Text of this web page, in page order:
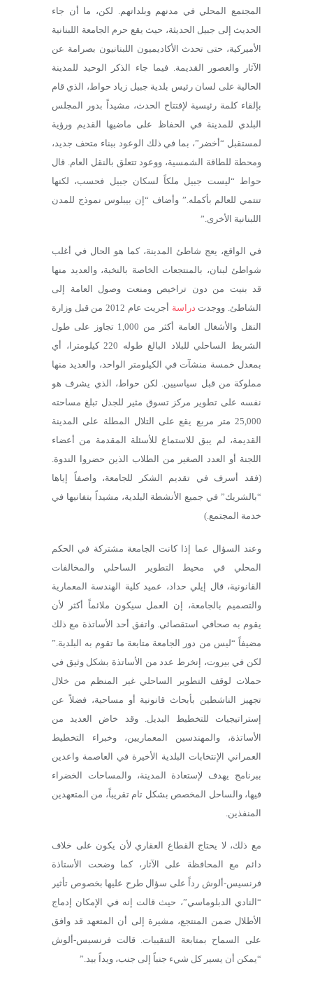
المجتمع المحلي في مدنهم وبلداتهم. لكن، ما أن جاء
الحديث إلى جبيل الحديثة، حيث يقع حرم الجامعة اللبنانية
الأميركية، حتى تحدث الأكاديميون اللبنانيون بصرامة عن
الآثار والعصور القديمة. فيما جاء الذكر الوحيد للمدينة
الحالية على لسان رئيس بلدية جبيل زياد حواط، الذي قام
بإلقاء كلمة رئيسية لإفتتاح الحدث، مشيداً بدور المجلس
البلدي للمدينة في الحفاظ على ماضيها القديم ورؤية
لمستقبل “أخضر”، بما في ذلك الوعود ببناء متحف جديد،
ومحطة للطاقة الشمسية، ووعود تتعلق بالنقل العام. قال
حواط “ليست جبيل ملكاً لسكان جبيل فحسب، لكنها
تنتمي للعالم بأكمله.” وأضاف “إن بيبلوس نموذج للمدن
اللبنانية الأخرى.”
في الواقع، يعج شاطئ المدينة، كما هو الحال في أغلب
شواطئ لبنان، بالمنتجعات الخاصة بالنخبة، والعديد منها
قد بنيت من دون تراخيص ومنعت وصول العامة إلى
الشاطئ. ووجدت دراسة
أجريت عام 2012 من قبل وزارة
النقل والأشغال العامة أكثر من 1,000 تجاوز على طول
الشريط الساحلي للبلاد البالغ طوله 220 كيلومترا، أي
بمعدل خمسة منشآت في الكيلومتر الواحد، والعديد منها
مملوكة من قبل سياسيين. لكن حواط، الذي يشرف هو
نفسه على تطوير مركز تسوق مثير للجدل تبلغ مساحته
25,000 متر مربع يقع على التلال المطلة على المدينة
القديمة، لم يبق للاستماع للأسئلة المقدمة من أعضاء
اللجنة أو العدد الصغير من الطلاب الذين حضروا الندوة.
(فقد أسرف في تقديم الشكر للجامعة، واصفاً إياها
“بالشريك” في جميع الأنشطة البلدية، مشيداً بتفانيها في
خدمة المجتمع.)
وعند السؤال عما إذا كانت الجامعة مشتركة في الحكم
المحلي في محيط التطوير الساحلي والمخالفات
القانونية، قال إيلي حداد، عميد كلية الهندسة المعمارية
والتصميم بالجامعة، إن العمل سيكون ملائماً أكثر لأن
يقوم به صحافي استقصائي. واتفق أحد الأساتذة مع ذلك
مضيفاً “ليس من دور الجامعة متابعة ما تقوم به البلدية.”
لكن في بيروت، إنخرط عدد من الأساتذة بشكل وثيق في
حملات لوقف التطوير الساحلي غير المنظم من خلال
تجهيز الناشطين بأبحاث قانونية أو مساحية، فضلاً عن
إستراتيجيات للتخطيط البديل. وقد خاض العديد من
الأساتذة، والمهندسين المعماريين، وخبراء التخطيط
العمراني الإنتخابات البلدية الأخيرة في العاصمة واعدين
ببرنامج يهدف لإستعادة المدينة، والمساحات الخضراء
فيها، والساحل المخصص بشكل تام تقريباً، من المتعهدين
المنفذين.
مع ذلك، لا يحتاج القطاع العقاري لأن يكون على خلاف
دائم مع المحافظة على الآثار، كما وضحت الأستاذة
فرنسيس-ألوش رداً على سؤال طرح عليها بخصوص تأثير
“النادي الدبلوماسي”، حيث قالت إنه في الإمكان إدماج
الأطلال ضمن المنتجع، مشيرة إلى أن المتعهد قد وافق
على السماح بمتابعة التنقيبات. قالت فرنسيس-ألوش
“يمكن أن يسير كل شيء جنباً إلى جنب، ويداً بيد.”